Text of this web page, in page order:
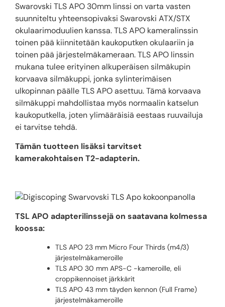
Swarovski TLS APO 30mm linssi on varta vasten
suunniteltu yhteensopivaksi Swarovski ATX/STX
okulaarimoduulien kanssa. TLS APO kameralinssin
toinen pää kiinnitetään kaukoputken okulaariin ja
toinen pää järjestelmäkameraan. TLS APO linssin
mukana tulee erityinen alkuperäisen silmäkupin
korvaava silmäkuppi, jonka sylinterimäisen
ulkopinnan päälle TLS APO asettuu. Tämä korvaava
silmäkuppi mahdollistaa myös normaalin katselun
kaukoputkella, joten ylimääräisiä eestaas ruuvailuja
ei tarvitse tehdä.
Tämän tuotteen lisäksi tarvitset
kamerakohtaisen T2-adapterin.
TSL APO adapterilinssejä on saatavana kolmessa
koossa:
TLS APO 23 mm Micro Four Thirds (m4/3)
järjestelmäkameroille
TLS APO 30 mm APS-C -kameroille, eli
croppikennoiset järkkärit
TLS APO 43 mm täyden kennon (Full Frame)
järjestelmäkameroille